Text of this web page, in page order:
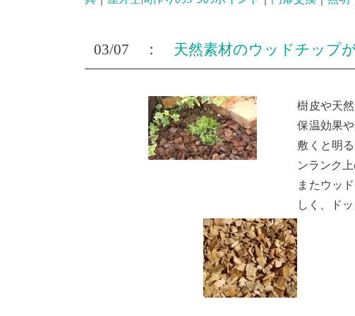
03/07 ： 天然素材のウッドチップ
樹皮や天
保温効果
敷くと明
ンランク
またウッ
しく、ド